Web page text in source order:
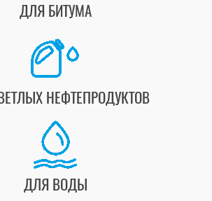
ДЛЯ БИТУМА
НЕФТЕПРОДУКТОВ
ДЛЯ ВОДЫ